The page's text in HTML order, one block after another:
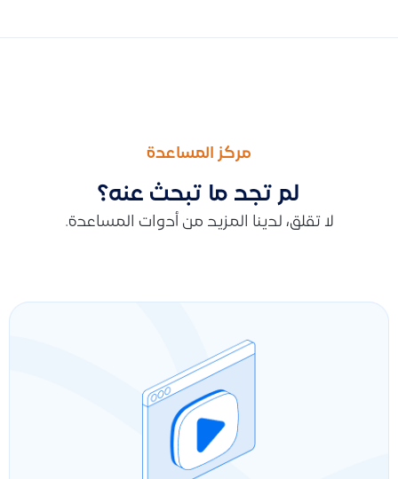
مركز المساعدة
لم تجد ما تبحث عنه؟
لا تقلق، لدينا المزيد من أدوات المساعدة.